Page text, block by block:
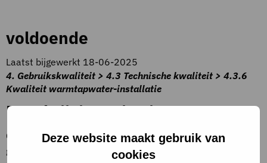
Deze website maakt gebruik van
cookies
voldoende
Laatst bijgewerkt 18-06-2025
4. Gebruikskwaliteit > 4.3 Technische kwaliteit > 4.3.6
Kwaliteit warmtapwater-installatie
Beschrijving criteria
Conditiescore 3 – Het verouderingsproces is plaatselijk op
gang gekomen.